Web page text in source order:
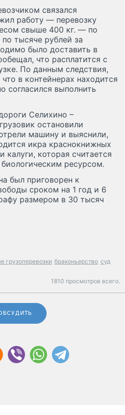
связался
работу — перевозку
свыше 400 кг. — по
тысяче рублей за
было доставить в
что расплатится с
По данным следствия,
в контейнерах находится
согласился выполнить
Селихино –
остановили
машину и выяснили,
икра краснокнижных
калуги, которая считается
ресурсом.
был приговорен к
сроком на 1 год и 6
размером в 30 тысяч
грузоперевозки браконьерство суд
1810 просмотров всего.